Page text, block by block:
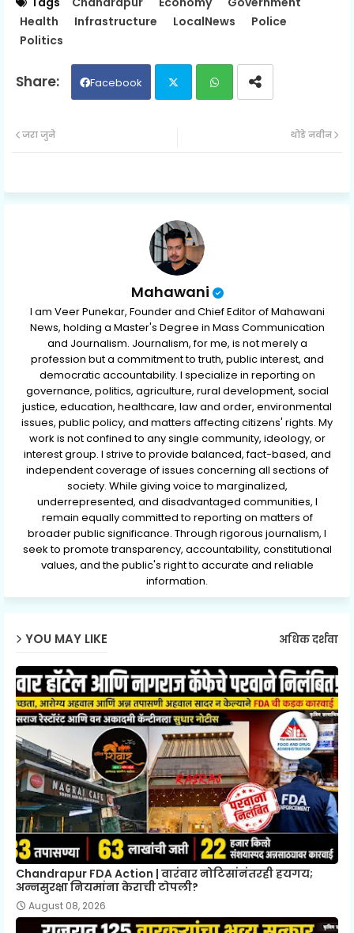
Health
Infrastructure LocalNews
Police
Politics
Facebook
ap
थोडे नवीन
जरा जुने
Mahawani
I am Veer Punekar, Founder and Chief Editor of Mahawani
News, holding a Master's Degree in Mass Communication
and Journalism. Journalism, for me, is not merely a
profession but a commitment to truth, public interest, and
democratic accountability. I specialize in reporting on
governance, politics, agriculture, rural development, social
justice, education, healthcare, law and order, environmental
issues, public policy, and matters affecting citizens' rights. My
work is not confined to any single community, ideology, or
interest group. I strive to provide balanced, fact-based, and
independent coverage of issues concerning all sections of
society. While giving voice to marginalized,
underrepresented, and disadvantaged communities, I
remain equally committed to reporting on matters of
broader public significance. Through rigorous journalism, I
seek to promote transparency, accountability, constitutional
values, and the public's right to accurate and reliable
information.
YOU MAY LIKE अधिक दर्शवा
Chandrapur FDA Action | वारंवार नोटिसांनंतरही हयगय;
अन्नसुरक्षा नियमांना केराची टोपली?
August 08, 2026